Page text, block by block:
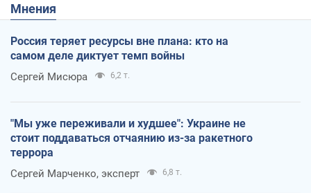
Мнения
Россия теряет ресурсы вне плана: кто на
самом деле диктует темп войны
Сергей Мисюра 6,2 т.
"Мы уже переживали и худшее": Украине не
стоит поддаваться отчаянию из-за ракетного
террора
Сергей Марченко, эксперт 6,8 т.